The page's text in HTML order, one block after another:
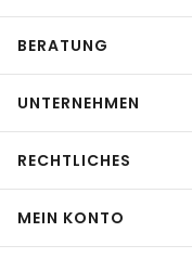
BERATUNG
UNTERNEHMEN
RECHTLICHES
MEIN KONTO